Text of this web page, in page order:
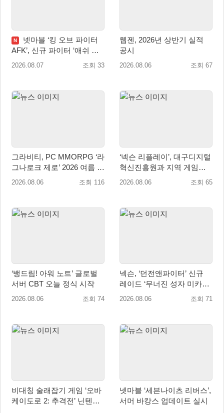
N
넷마블 ‘킹 오브 파이터
AFK’, 신규 파이터 ‘애쉬 크
림존’ 업데이트
2026.08.07 조회 33
웹젠, 2026년 상반기 실적
공시
2026.08.06 조회 67
그라비티, PC MMORPG ‘라
그나로크 제로’ 2026 여름 프
로모션 진행!
2026.08.06 조회 116
‘넥슨 리플레이’, 대구디지털
혁신진흥원과 지역 게임산
업 육성 위한 업무협약 체결
2026.08.06 조회 65
‘뱅드림! 아워 노트’ 글로벌
서버 CBT 오늘 정식 시작
2026.08.06 조회 74
넥슨, ‘던전앤파이터’ 신규
레이드 ‘무너진 성자 미카엘
라’ 업데이트!
2026.08.06 조회 71
비대칭 술래잡기 게임 ‘오바
케이도로 2: 추격전’ 닌텐도
eShop 출시
넷마블 ‘세븐나이츠 리버스’,
서머 바캉스 업데이트 실시